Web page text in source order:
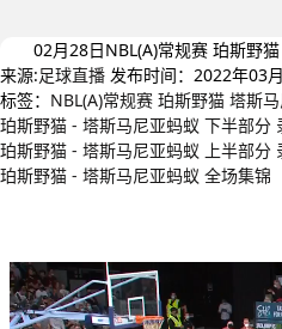
02月28日NBL(A)常规赛 珀斯野猫
来源:足球直播 发布时间：2022年03
标签： NBL(A)常规赛 珀斯野猫 塔斯
珀斯野猫 - 塔斯马尼亚蚂蚁 下半部分
珀斯野猫 - 塔斯马尼亚蚂蚁 上半部分
珀斯野猫 - 塔斯马尼亚蚂蚁 全场集锦